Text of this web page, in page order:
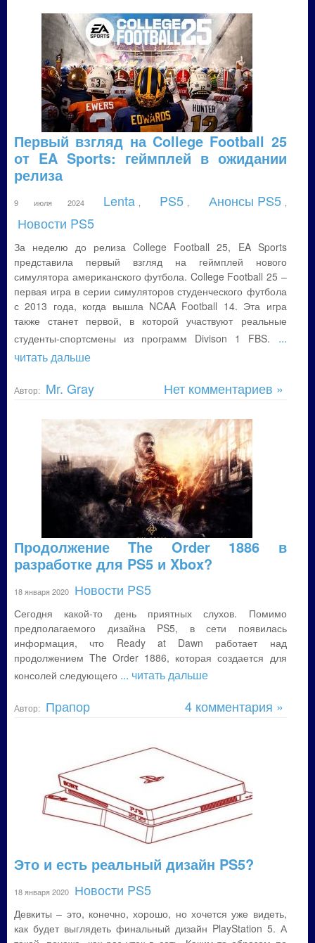
Первый взгляд на College Football 25
от EA Sports: геймплей в ожидании
релиза
9 июля 2024 Lenta PS5 Анонсы PS5
Новости PS5
За неделю до релиза College Football 25, EA Sports
представила первый взгляд на геймплей нового
симулятора американского футбола. College Football 25 –
первая игра в серии симуляторов студенческого футбола
с 2013 года, когда вышла NCAA Football 14. Эта игра
также станет первой, в которой участвуют реальные
студенты-спортсмены из программ Divison 1 FBS. ...
читать дальше
Автор: Mr. Gray Нет комментариев »
Продолжение The Order 1886 в
разработке для PS5 и Xbox?
18 января 2020 Новости PS5
Сегодня какой-то день приятных слухов. Помимо
предполагаемого дизайна PS5, в сети появилась
информация, что Ready at Dawn работает над
продолжением The Order 1886, которая создается для
консолей следующего ... читать дальше
Автор: Прапор 4 комментария »
Это и есть реальный дизайн PS5?
18 января 2020 Новости PS5
Девкиты – это, конечно, хорошо, но хочется уже видеть,
как будет выглядеть финальный дизайн PlayStation 5. А